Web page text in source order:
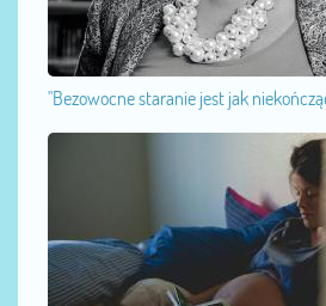
"Bezowocne staranie jest jak